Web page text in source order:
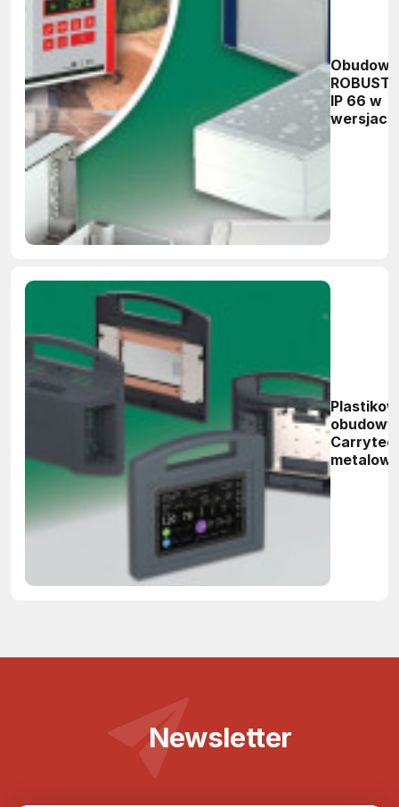
Obudowy
IP 66 w
wersjach
obudowy
Carrytec
Newsletter